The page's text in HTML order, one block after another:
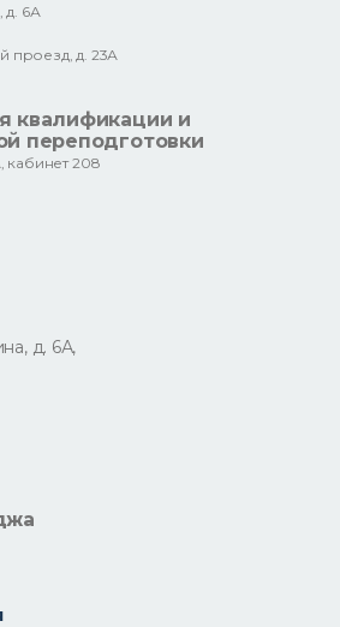
д. 6А
проезд, д. 23А
квалификации и
переподготовки
кабинет 208
д. 6А,